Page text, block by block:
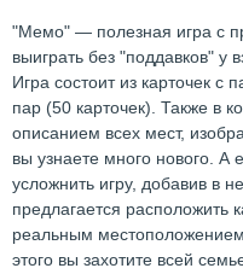
"Мемо" — полезная игра с
выиграть без "поддавков" у
Игра состоит из карточек
пар (50 карточек). Также в
описанием всех мест,
вы узнаете много нового. А
усложнить игру, добавив в
предлагается расположить
реальным
этого вы захотите всей